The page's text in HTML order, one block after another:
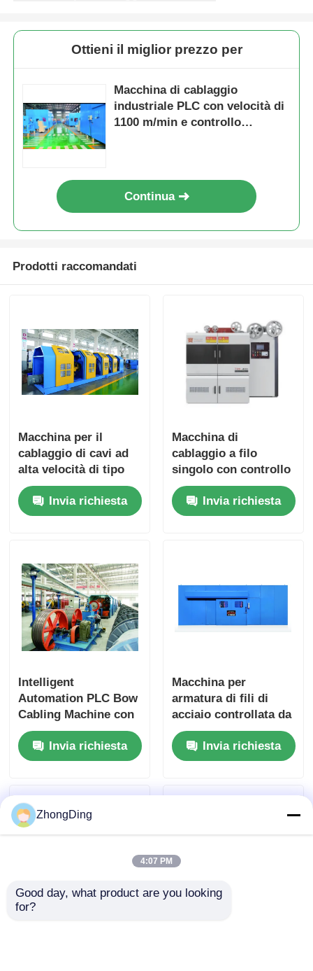
Ottieni il miglior prezzo per
Macchina di cablaggio
industriale PLC con velocità di
1100 m/min e controllo
Continua
Prodotti raccomandati
Macchina per il
cablaggio di cavi ad
alta velocità di tipo
arco con telaio in
acciaio pesante a
controllo PLC
Invia richiesta
Macchina di
cablaggio a filo
singolo con controllo
automatico della
tensione per fili di
acciaio di grandi
Invia richiesta
Intelligent
Automation PLC Bow
Cabling Machine con
telaio in acciaio
pesante 1200m/min
Invia richiesta
Macchina per
armatura di fili di
acciaio controllata da
PLC con controllo
automatico della
tensione
Invia richiesta
ZhongDing
4:07 PM
Good day, what product are you looking
for?